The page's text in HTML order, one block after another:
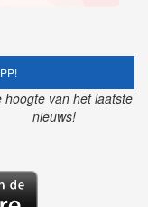
van het laatste
nieuws!